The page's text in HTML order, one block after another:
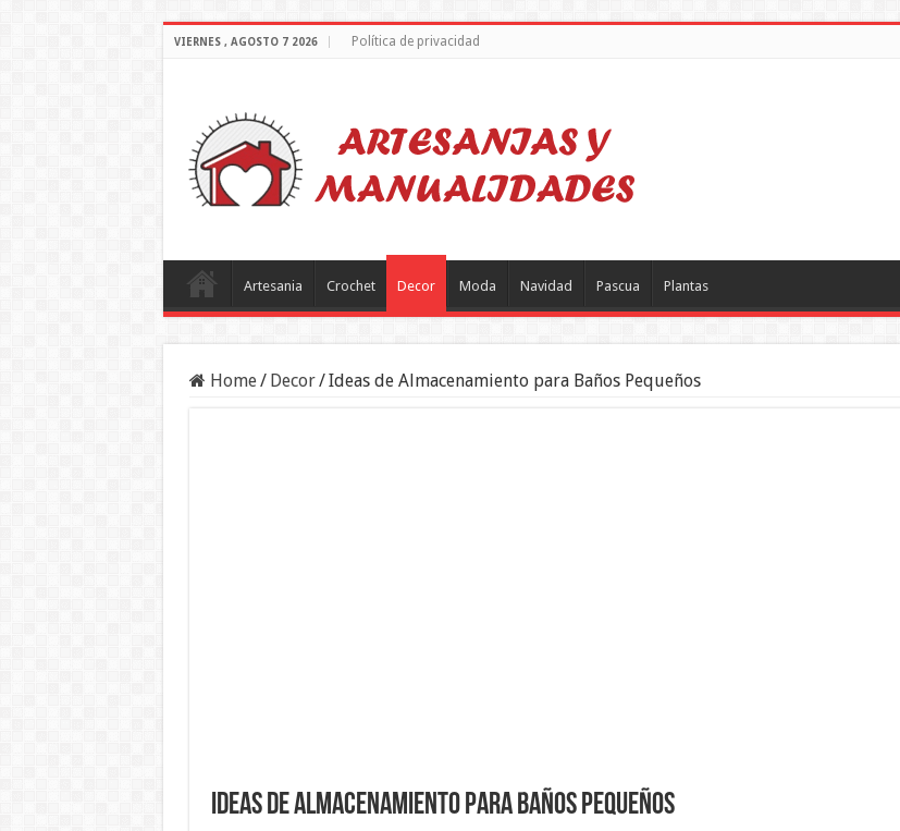
VIERNES , AGOSTO 7 2026 Política de privacidad
Artesania Crochet Decor Moda Navidad Pascua Plantas
Home/ Decor/Ideas de Almacenamiento para Baños Pequeños
Ideas de Almacenamiento para Baños Pequeños